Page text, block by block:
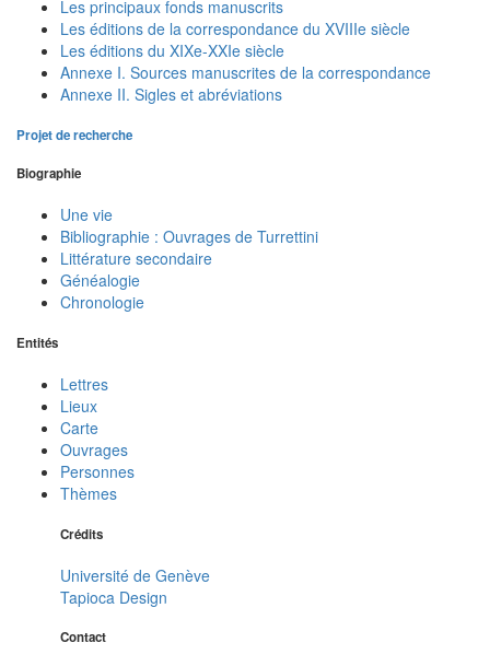
Les principaux fonds manuscrits
Les éditions de la correspondance du XVIIIe siècle
Les éditions du XIXe-XXIe siècle
Annexe I. Sources manuscrites de la correspondance
Annexe II. Sigles et abréviations
Projet de recherche
Biographie
Une vie
Bibliographie : Ouvrages de Turrettini
Littérature secondaire
Généalogie
Chronologie
Entités
Lettres
Lieux
Carte
Ouvrages
Personnes
Thèmes
Crédits
Université de Genève
Tapioca Design
Contact